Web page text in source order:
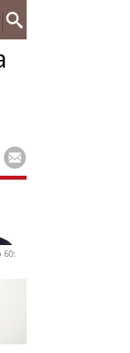
60: